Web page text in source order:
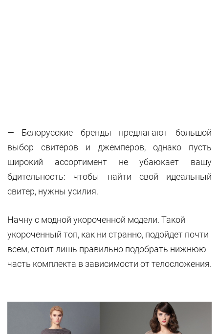
— Белорусские бренды предлагают большой
выбор свитеров и джемперов, однако пусть
широкий ассортимент не убаюкает вашу
бдительность: чтобы найти свой идеальный
свитер, нужны усилия.
Начну с модной укороченной модели. Такой
укороченный топ, как ни странно, подойдет почти
всем, стоит лишь правильно подобрать нижнюю
часть комплекта в зависимости от телосложения.